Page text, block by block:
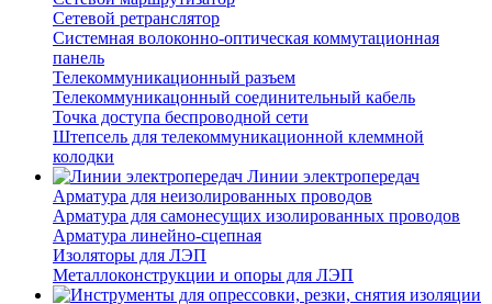
Сетевой ретранслятор
Системная волоконно-оптическая коммутационная
панель
Телекоммуникационный разъем
Телекоммуникацонный соединительный кабель
Точка доступа беспроводной сети
Штепсель для телекоммуникационной клеммной
колодки
Линии электропередач
Арматура для неизолированных проводов
Арматура для самонесущих изолированных проводов
Арматура линейно-сцепная
Изоляторы для ЛЭП
Металлоконструкции и опоры для ЛЭП